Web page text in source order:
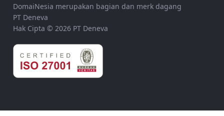
DomaiNesia merupakan bagian dan merk dagang
PT Deneva
Hak Cipta © 2026 PT Deneva